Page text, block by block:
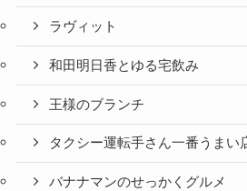
ラヴィット
和田明日香とゆる宅飲み
王様のブランチ
タクシー運転手さん一番うまい
バナナマンのせっかくグルメ